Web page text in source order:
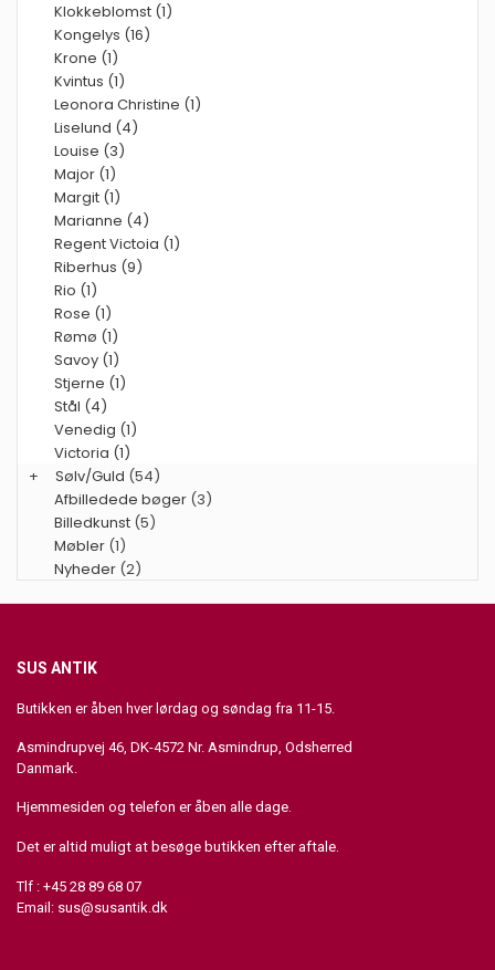
Klokkeblomst (1)
Kongelys (16)
Krone (1)
Kvintus (1)
Leonora Christine (1)
Liselund (4)
Louise (3)
Major (1)
Margit (1)
Marianne (4)
Regent Victoia (1)
Riberhus (9)
Rio (1)
Rose (1)
Rømø (1)
Savoy (1)
Stjerne (1)
Stål (4)
Venedig (1)
Victoria (1)
+
Sølv/Guld (54)
Afbilledede bøger (3)
Billedkunst (5)
Møbler (1)
Nyheder (2)
SUS ANTIK
Butikken er åben hver lørdag og søndag fra 11-15.
Asmindrupvej 46, DK-4572 Nr. Asmindrup, Odsherred
Danmark.
Hjemmesiden og telefon er åben alle dage.
Det er altid muligt at besøge butikken efter aftale.
Tlf : +45 28 89 68 07
Email: sus@susantik.dk